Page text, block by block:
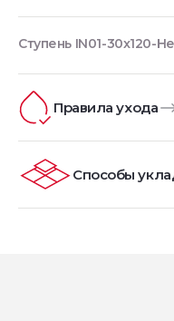
Ступень IN01-30x120-
Правила ухода
Способы